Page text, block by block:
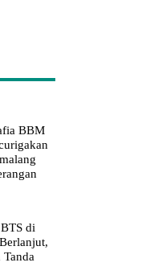
BBM
di
Tanda